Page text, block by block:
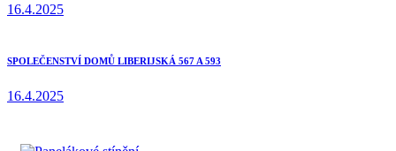
16.4.2025
SPOLEČENSTVÍ DOMŮ LIBERIJSKÁ 567 A 593
16.4.2025